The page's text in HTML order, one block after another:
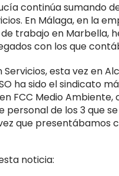
continúa sumando
En Málaga, en la
trabajo en Marbella,
con los que
Servicios, esta vez en
ha sido el sindicato
FCC Medio Ambiente,
personal de los 3 que
que presentábamos
noticia: